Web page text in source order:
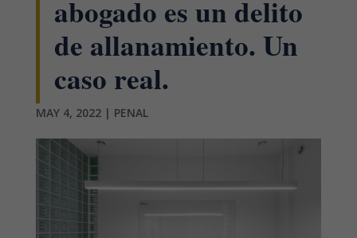
abogado es un delito
de allanamiento. Un
caso real.
MAY 4, 2022| PENAL